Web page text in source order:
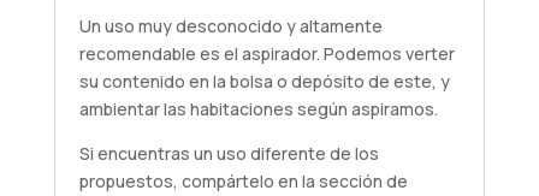
Un uso muy desconocido y altamente
recomendable es el aspirador. Podemos verter
su contenido en la bolsa o depósito de este, y
ambientar las habitaciones según aspiramos.
Si encuentras un uso diferente de los
propuestos, compártelo en la sección de